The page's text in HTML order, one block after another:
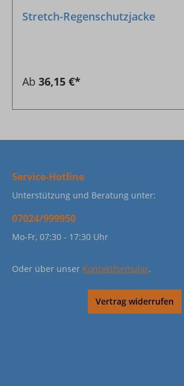
Stretch-Regenschutzjacke
Ab 36,15 €*
Service-Hotline
Unterstützung und Beratung unter:
07024/999950
Mo-Fr, 07:30 - 17:30 Uhr
Oder über unser Kontaktformular.
Vertrag widerrufen